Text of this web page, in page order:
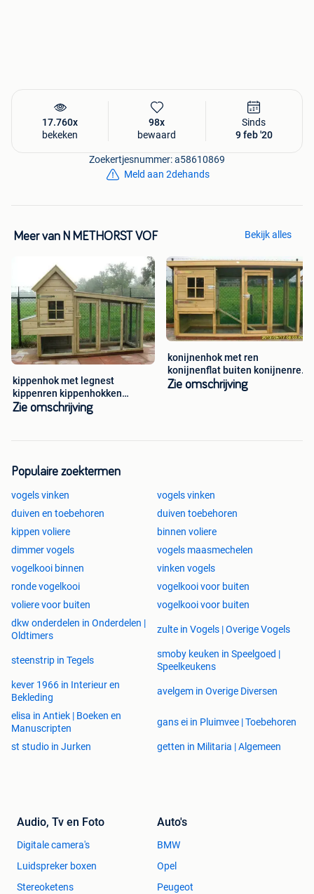
Lage Valkseweg 102
6741GD Lunteren
0318-572671
17.760x
bekeken
98x
bewaard
Sinds
9 feb '20
Zoekertjesnummer: a58610869
Meld aan 2dehands
Meer van N METHORST VOF Bekijk alles
kippenhok met legnest
kippenren kippenhokken
kippen nachthok
Zie omschrijving
konijnenhok met ren
konijnenflat buiten konijnenren
overdekt
Zie omschrijving
Populaire zoektermen
vogels vinken
vogels vinken
duiven en toebehoren
duiven toebehoren
kippen voliere
binnen voliere
dimmer vogels
vogels maasmechelen
vogelkooi binnen
vinken vogels
ronde vogelkooi
vogelkooi voor buiten
voliere voor buiten
vogelkooi voor buiten
dkw onderdelen in Onderdelen |
Oldtimers
zulte in Vogels | Overige Vogels
steenstrip in Tegels
smoby keuken in Speelgoed |
Speelkeukens
kever 1966 in Interieur en
Bekleding
avelgem in Overige Diversen
elisa in Antiek | Boeken en
Manuscripten
gans ei in Pluimvee | Toebehoren
st studio in Jurken getten in Militaria | Algemeen
Audio, Tv en Foto
Digitale camera's
Luidspreker boxen
Stereoketens
Auto's
BMW
Opel
Peugeot